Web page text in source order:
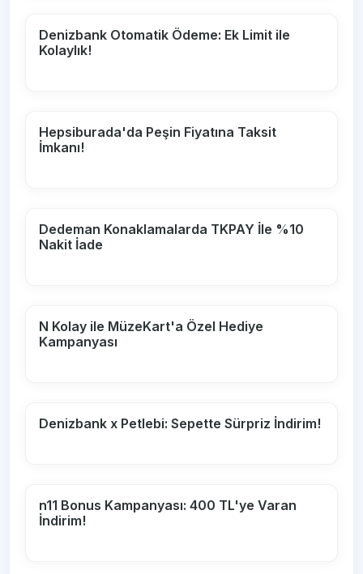
Denizbank Otomatik Ödeme: Ek Limit ile
Kolaylık!
Hepsiburada'da Peşin Fiyatına Taksit
İmkanı!
Dedeman Konaklamalarda TKPAY İle %10
Nakit İade
N Kolay ile MüzeKart'a Özel Hediye
Kampanyası
Denizbank x Petlebi: Sepette Sürpriz İndirim!
n11 Bonus Kampanyası: 400 TL'ye Varan
İndirim!